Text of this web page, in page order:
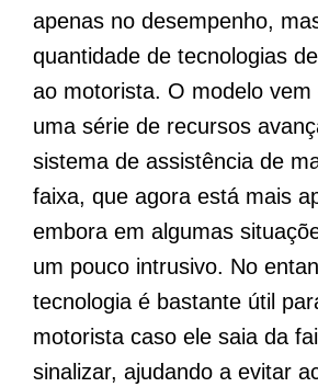
apenas no desempenho,
quantidade de tecnologias
ao motorista. O modelo vem
uma série de recursos
sistema de assistência de
faixa, que agora está mais
embora em algumas
um pouco intrusivo. No
tecnologia é bastante útil
motorista caso ele saia da
sinalizar, ajudando a evitar